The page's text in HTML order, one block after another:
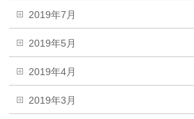
2019年7月
2019年5月
2019年4月
2019年3月